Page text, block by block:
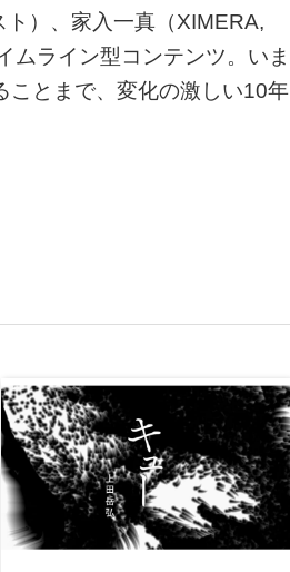
）、家入一真（XIMERA,
ムライン型コンテンツ。いま
ことまで、変化の激しい10年